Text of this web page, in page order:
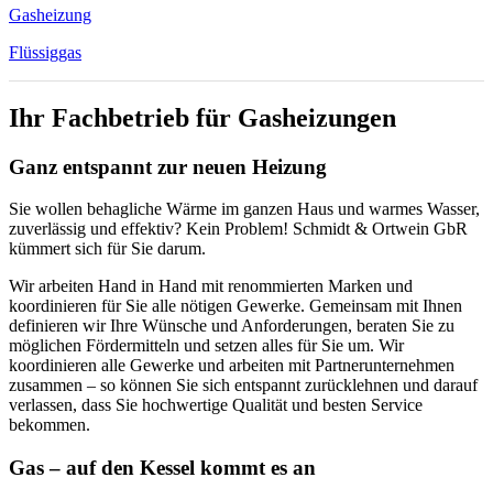
Gasheizung
Flüssiggas
Ihr Fachbetrieb für Gasheizungen
Ganz entspannt zur neuen Heizung
Sie wollen behagliche Wärme im ganzen Haus und warmes Wasser,
zuverlässig und effektiv? Kein Problem! Schmidt & Ortwein GbR
kümmert sich für Sie darum.
Wir arbeiten Hand in Hand mit renommierten Marken und
koordinieren für Sie alle nötigen Gewerke. Gemeinsam mit Ihnen
definieren wir Ihre Wünsche und Anforderungen, beraten Sie zu
möglichen Fördermitteln und setzen alles für Sie um. Wir
koordinieren alle Gewerke und arbeiten mit Partnerunternehmen
zusammen – so können Sie sich entspannt zurücklehnen und darauf
verlassen, dass Sie hochwertige Qualität und besten Service
bekommen.
Gas – auf den Kessel kommt es an